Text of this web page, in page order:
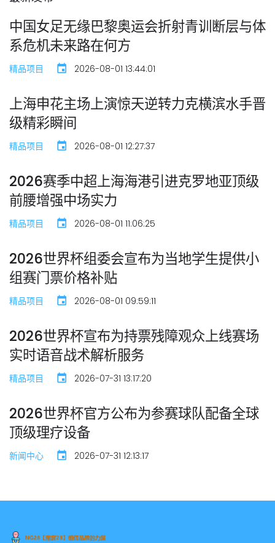
中国女足无缘巴黎奥运会折射青训断层与体
系危机未来路在何方
精品项目 2026-08-01 13:44:01
上海申花主场上演惊天逆转力克横滨水手晋
级精彩瞬间
精品项目 2026-08-01 12:27:37
2026赛季中超上海海港引进克罗地亚顶级
前腰增强中场实力
精品项目 2026-08-01 11:06:25
2026世界杯组委会宣布为当地学生提供小
组赛门票价格补贴
精品项目 2026-08-01 09:59:11
2026世界杯宣布为持票残障观众上线赛场
实时语音战术解析服务
精品项目 2026-07-31 13:17:20
2026世界杯官方公布为参赛球队配备全球
顶级理疗设备
新闻中心 2026-07-31 12:13:17